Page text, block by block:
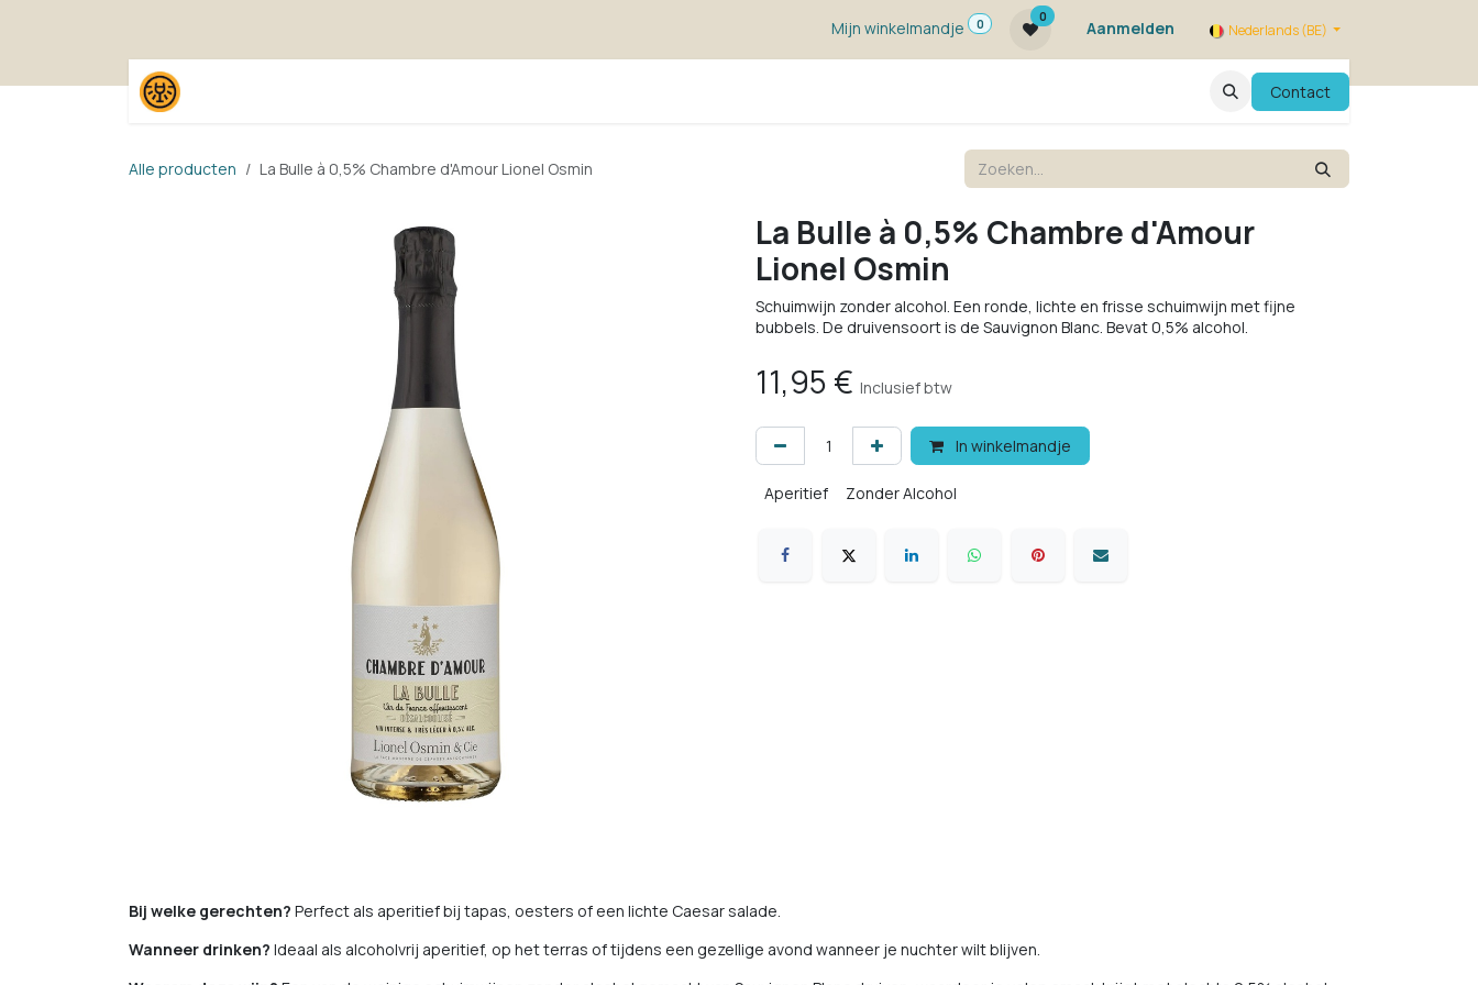
Mijn winkelmandje
0
0
Aanmelden Nederlands (BE)
EvenementenContact
Alle producten La Bulle à 0,5% Chambre d'Amour Lionel Osmin
La Bulle à 0,5% Chambre d'Amour
Lionel Osmin
Schuimwijn zonder alcohol. Een ronde, lichte en frisse schuimwijn met fijne
bubbels. De druivensoort is de Sauvignon Blanc. Bevat 0,5% alcohol.
11,95 € Inclusief btw
In winkelmandje
Aperitief Zonder Alcohol
Bij welke gerechten? Perfect als aperitief bij tapas, oesters of een lichte Caesar salade.
Wanneer drinken? Ideaal als alcoholvrij aperitief, op het terras of tijdens een gezellige avond wanneer je nuchter wilt blijven.